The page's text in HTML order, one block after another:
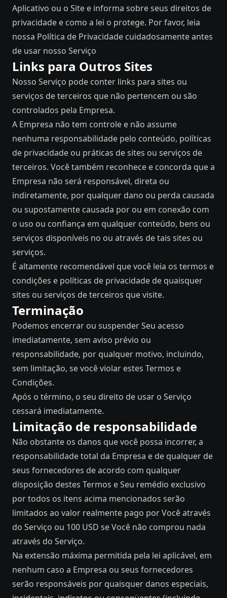
Aplicativo ou o Site e informa sobre seus direitos de
privacidade e como a lei o protege. Por favor, leia
nossa Política de Privacidade cuidadosamente antes
de usar nosso Serviço
Links para Outros Sites
Nosso Serviço pode conter links para sites ou
serviços de terceiros que não pertencem ou são
controlados pela Empresa.
A Empresa não tem controle e não assume
nenhuma responsabilidade pelo conteúdo, políticas
de privacidade ou práticas de sites ou serviços de
terceiros. Você também reconhece e concorda que a
Empresa não será responsável, direta ou
indiretamente, por qualquer dano ou perda causada
ou supostamente causada por ou em conexão com
o uso ou confiança em qualquer conteúdo, bens ou
serviços disponíveis no ou através de tais sites ou
serviços.
É altamente recomendável que você leia os termos e
condições e políticas de privacidade de quaisquer
sites ou serviços de terceiros que visite.
Terminação
Podemos encerrar ou suspender Seu acesso
imediatamente, sem aviso prévio ou
responsabilidade, por qualquer motivo, incluindo,
sem limitação, se você violar estes Termos e
Condições.
Após o término, o seu direito de usar o Serviço
cessará imediatamente.
Limitação de responsabilidade
Não obstante os danos que você possa incorrer, a
responsabilidade total da Empresa e de qualquer de
seus fornecedores de acordo com qualquer
disposição destes Termos e Seu remédio exclusivo
por todos os itens acima mencionados serão
limitados ao valor realmente pago por Você através
do Serviço ou 100 USD se Você não comprou nada
através do Serviço.
Na extensão máxima permitida pela lei aplicável, em
nenhum caso a Empresa ou seus fornecedores
serão responsáveis ​​por quaisquer danos especiais,